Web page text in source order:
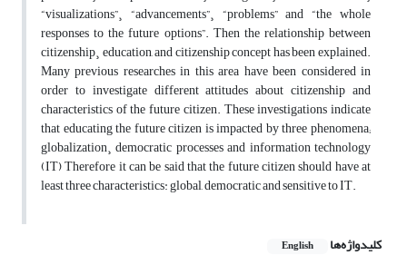
“visualizations”¸ “advancements”¸ “problems” and “the whole
responses to the future options”. Then the relationship between
citizenship¸ education, and citizenship concept has been explained.
Many previous researches in this area have been considered in
order to investigate different attitudes about citizenship and
characteristics of the future citizen. These investigations indicate
that educating the future citizen is impacted by three phenomena;
globalization¸ democratic processes and information technology
(IT) Therefore it can be said that the future citizen should have at
least three characteristics: global, democratic and sensitive to IT.
کلیدواژه‌ها English